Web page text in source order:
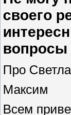
своего
вопросы
Про
Максим
Всем